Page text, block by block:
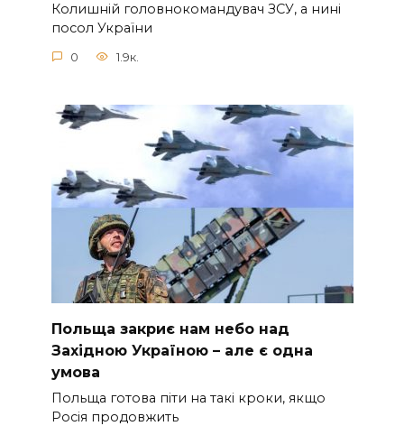
Колишній головнокомандувач ЗСУ, а нині
посол України
0 1.9к.
Польща закриє нам небо над
Західною Україною – але є одна
умова
Польща готова піти на такі кроки, якщо
Росія продовжить